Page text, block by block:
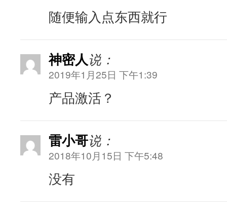
随便输入点东西就行
神密人说：
2019年1月25日 下午1:39
产品激活？
雷小哥说：
2018年10月15日 下午5:48
没有